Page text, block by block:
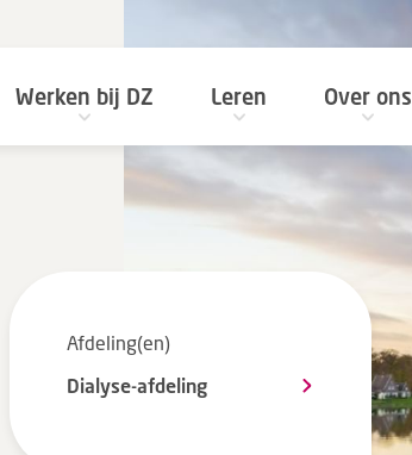
Werken bij DZ Leren Over ons
Afdeling(en)
Dialyse-afdeling